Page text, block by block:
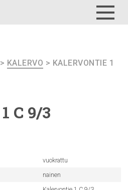
> KALERVO > KALERVONTIE 1
1 C 9/3
vuokrattu
nainen